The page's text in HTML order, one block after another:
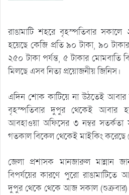
রাঙামাটি শহরে বৃহস্পতিবার
হয়েছে কেজি প্রতি ৯০ টাকা, ৯০
২৫০ টাকা পর্যন্ত, ৫ টাকার মোমবাতি
মিলছে এসব নিত্য প্রয়োজনীয় জিনিস।
এদিন শোক কাটিয়ে না উঠতেই
বৃহস্পতিবার দুপুর থেকেই আবার
আবহাওয়া অফিসের ৩ নম্বর সতর্কতা
গতকাল বিকেল থেকেই মাইকিং করেছে
জেলা প্রশাসক মানজারুল মান্নান
বিপর্যয়ের কারণে পুরো
দুপুর থেকে থেকে আজ সকাল (শুক্রবার)